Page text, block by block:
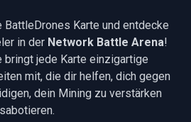
BattleDrones Karte und entdecke
in der Network Battle Arena!
bringt jede Karte einzigartige
mit, die dir helfen, dich gegen
dein Mining zu verstärken